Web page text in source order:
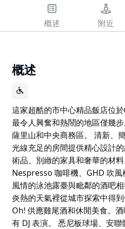
概述 附近
概述
這家超酷的市中心精品飯店位
最令人興奮和熱鬧的地區僅幾步
薩里山和中央商務區。 清新、
光線充足的房間提供精心設計
術品、別緻的家具和奢華的材料
Nespresso 咖啡機、GHD 吹
風情的泳池露臺與毗鄰的酒吧
炎熱的天氣裡從城市探索中得
Oh! 供應雞尾酒和休閒美食。
有 DJ 表演。 悉尼板球場、安